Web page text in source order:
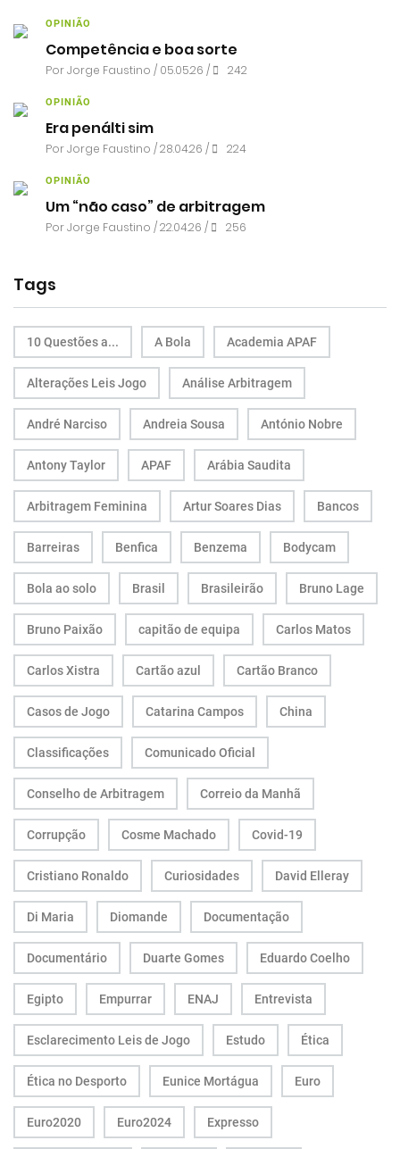
OPINIÃO
Competência e boa sorte
PorJorge Faustino / 05.05.26 / 242
OPINIÃO
Era penálti sim
PorJorge Faustino / 28.04.26 / 224
OPINIÃO
Um “não caso” de arbitragem
PorJorge Faustino / 22.04.26 / 256
Tags
10 Questões a... A Bola Academia APAF
Alterações Leis Jogo Análise Arbitragem
André Narciso Andreia Sousa António Nobre
Antony Taylor APAF Arábia Saudita
Arbitragem Feminina Artur Soares Dias Bancos
Barreiras Benfica Benzema Bodycam
Bola ao solo Brasil Brasileirão Bruno Lage
Bruno Paixão capitão de equipa Carlos Matos
Carlos Xistra Cartão azul Cartão Branco
Casos de Jogo Catarina Campos China
Classificações Comunicado Oficial
Conselho de Arbitragem Correio da Manhã
Corrupção Cosme Machado Covid-19
Cristiano Ronaldo Curiosidades David Elleray
Di Maria Diomande Documentação
Documentário Duarte Gomes Eduardo Coelho
Egipto Empurrar ENAJ Entrevista
Esclarecimento Leis de Jogo Estudo Ética
Ética no Desporto Eunice Mortágua Euro
Euro2020 Euro2024 Expresso